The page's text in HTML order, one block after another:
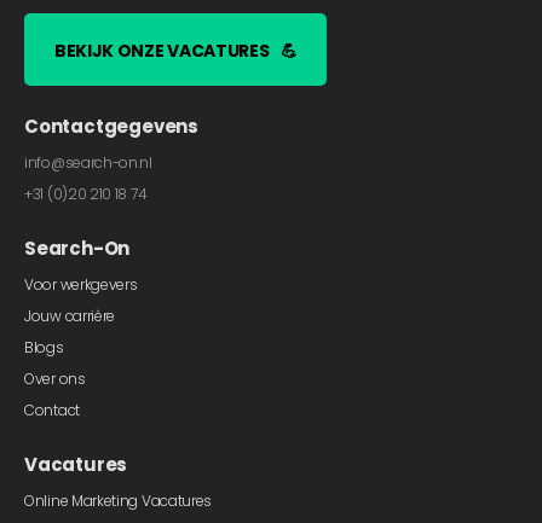
BEKIJK ONZE VACATURES 💪
Contactgegevens
info@search-on.nl
+31 (0)20 210 18 74
Search-On
Voor werkgevers
Jouw carrière
Blogs
Over ons
Contact
Vacatures
Online Marketing Vacatures